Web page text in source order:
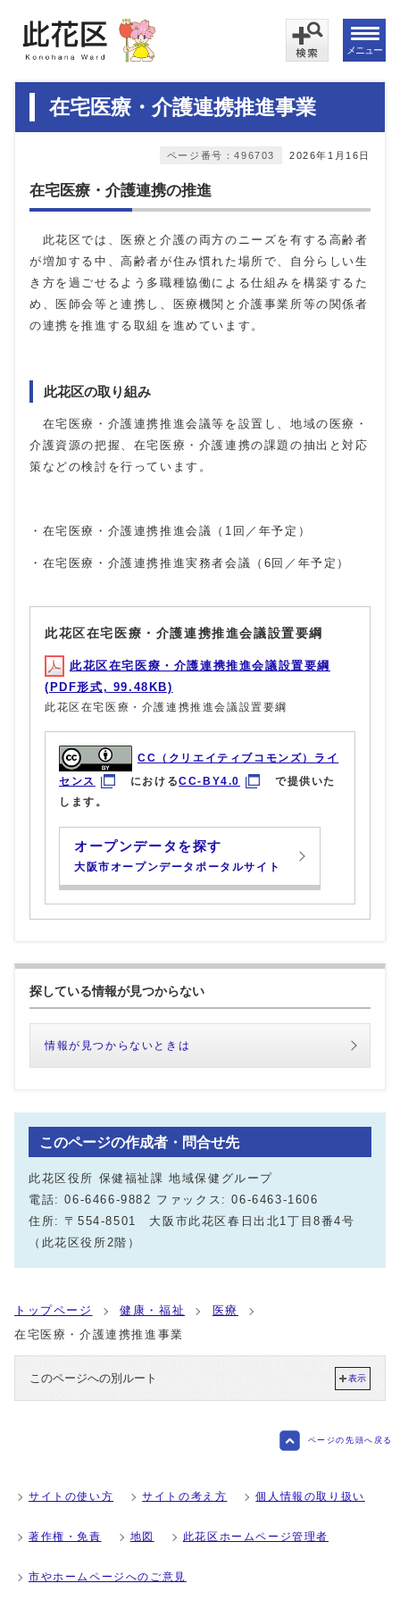
メニュー
在宅医療・介護連携推進事業
2026年1月16日
ページ番号：496703
在宅医療・介護連携の推進
此花区では、医療と介護の両方のニーズを有する高齢者
が増加する中、高齢者が住み慣れた場所で、自分らしい生
き方を過ごせるよう多職種協働による仕組みを構築するた
め、医師会等と連携し、医療機関と介護事業所等の関係者
の連携を推進する取組を進めています。
此花区の取り組み
在宅医療・介護連携推進会議等を設置し、地域の医療・
介護資源の把握、在宅医療・介護連携の課題の抽出と対応
策などの検討を行っています。
・在宅医療・介護連携推進会議（ 1 回／年予定）
・在宅医療・介護連携推進実務者会議（ 6回／年予定）
此花区在宅医療・介護連携推進会議設置要綱
此花区在宅医療・介護連携推進会議設置要綱
(PDF形式, 99.48KB)
此花区在宅医療・介護連携推進会議設置要綱
CC（クリエイティブコモンズ）ライ
センス
におけるCC-BY4.0
で提供いた
します。
オープンデータを探す
大阪市オープンデータポータルサイト
探している情報が見つからない
情報が見つからないときは
このページの作成者・問合せ先
此花区役所 保健福祉課 地域保健グループ
電話: 06-6466-9882 ファックス: 06-6463-1606
住所: 〒554-8501 大阪市此花区春日出北1丁目8番4号
（此花区役所2階）
トップページ 健康・福祉
医療
在宅医療・介護連携推進事業
このページへの別ルート 表示
ページの先頭へ戻る
サイトの使い方 サイトの考え方 個人情報の取り扱い
著作権・免責 地図 此花区ホームページ管理者
市やホームページへのご意見